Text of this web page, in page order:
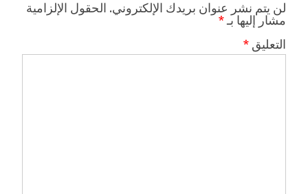
لن يتم نشر عنوان بريدك الإلكتروني. الحقول الإلزامية
مشار إليها بـ *
التعليق *